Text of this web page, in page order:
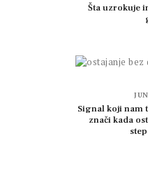
Šta uzrokuje
Signal koji nam
znači kada